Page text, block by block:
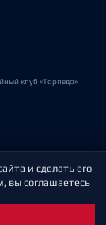
клуб «Торпедо»
и сделать его
вы соглашаетесь